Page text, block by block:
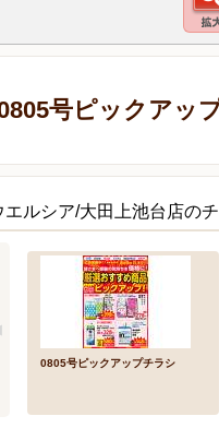
号ピックアッ
エルシア/大田上池台店の
0805号ピックアップチラシ